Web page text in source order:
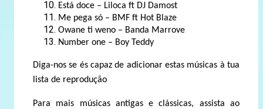
Está doce – Liloca ft DJ Damost
Me pega só – BMF ft Hot Blaze
Owane ti weno – Banda Marrove
Number one – Boy Teddy
Diga-nos se és capaz de adicionar estas músicas à tua
lista de reprodução
Para mais músicas antigas e clássicas, assista ao